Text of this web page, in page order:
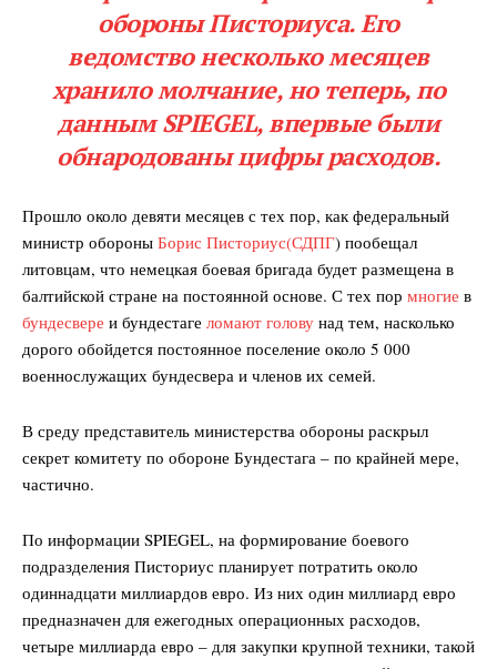
обороны Писториуса. Его
ведомство несколько месяцев
хранило молчание, но теперь, по
данным SPIEGEL, впервые были
обнародованы цифры расходов.
Прошло около девяти месяцев с тех пор, как федеральный
министр обороны Борис Писториус(СДПГ) пообещал
литовцам, что немецкая боевая бригада будет размещена в
балтийской стране на постоянной основе. С тех пор многие в
бундесвере и бундестаге ломают голову над тем, насколько
дорого обойдется постоянное поселение около 5 000
военнослужащих бундесвера и членов их семей.
В среду представитель министерства обороны раскрыл
секрет комитету по обороне Бундестага – по крайней мере,
частично.
По информации SPIEGEL, на формирование боевого
подразделения Писториус планирует потратить около
одиннадцати миллиардов евро. Из них один миллиард евро
предназначен для ежегодных операционных расходов,
четыре миллиарда евро – для закупки крупной техники, такой